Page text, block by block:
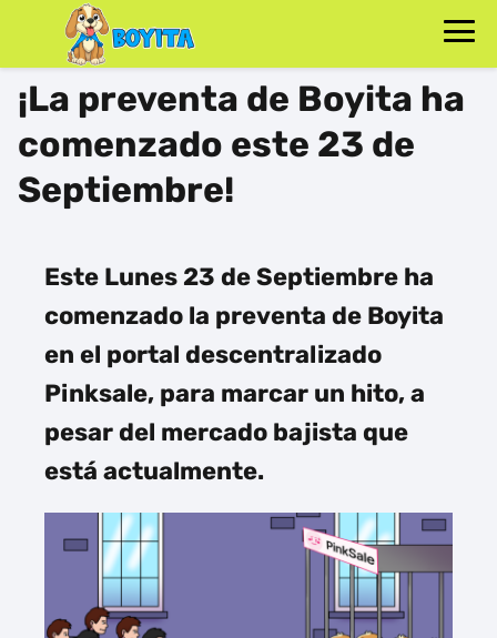
¡La preventa de Boyita ha
comenzado este 23 de
Septiembre!
Este Lunes 23 de Septiembre ha
comenzado la preventa de Boyita
en el portal descentralizado
Pinksale, para marcar un hito, a
pesar del mercado bajista que
está actualmente.